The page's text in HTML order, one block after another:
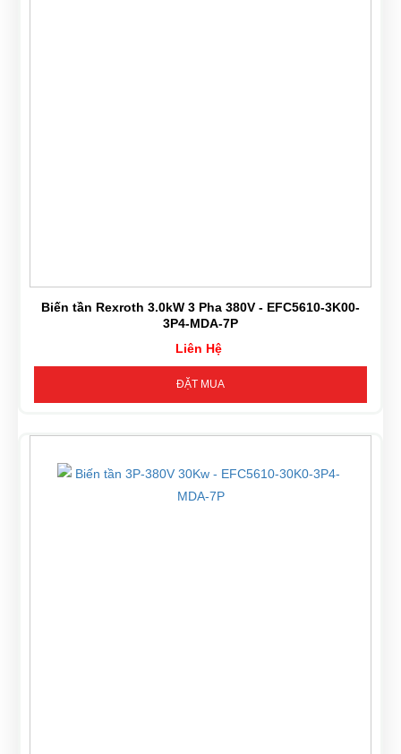
Biến tần Rexroth 3.0kW 3 Pha 380V - EFC5610-3K00-
3P4-MDA-7P
Liên Hệ
ĐẶT MUA